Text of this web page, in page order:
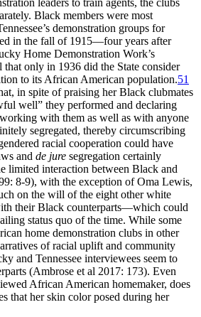
leaders to train agents, the clubs
Black members were most
demonstration groups for
in the fall of 1915—four years after
Home Demonstration Work’s
that only in 1936 did the State consider
to its African American population.51
in spite of praising her Black clubmates
well” they performed and declaring
with them as well as with anyone
segregated, thereby circumscribing
racial cooperation could have
and de jure segregation certainly
limited interaction between Black and
8-9), with the exception of Oma Lewis,
on the will of the eight other white
their Black counterparts—which could
status quo of the time. While some
home demonstration clubs in other
of racial uplift and community
and Tennessee interviewees seem to
(Ambrose et al 2017: 173). Even
African American homemaker, does
that her skin color posed during her